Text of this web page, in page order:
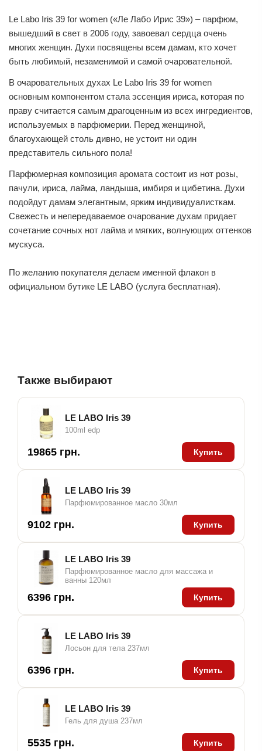
Le Labo Iris 39 for women («Ле Лабо Ирис 39») – парфюм,
вышедший в свет в 2006 году, завоевал сердца очень
многих женщин. Духи посвящены всем дамам, кто хочет
быть любимый, незаменимой и самой очаровательной.
В очаровательных духах Le Labo Iris 39 for women
основным компонентом стала эссенция ириса, которая по
праву считается самым драгоценным из всех ингредиентов,
используемых в парфюмерии. Перед женщиной,
благоухающей столь дивно, не устоит ни один
представитель сильного пола!
Парфюмерная композиция аромата состоит из нот розы,
пачули, ириса, лайма, ландыша, имбиря и цибетина. Духи
подойдут дамам элегантным, ярким индивидуалисткам.
Свежесть и непередаваемое очарование духам придает
сочетание сочных нот лайма и мягких, волнующих оттенков
мускуса.
По желанию покупателя делаем именной флакон в
официальном бутике LE LABO (услуга бесплатная).
Также выбирают
LE LABO Iris 39
100ml edp
19865 грн. Купить
LE LABO Iris 39
Парфюмированное масло 30мл
9102 грн. Купить
LE LABO Iris 39
Парфюмированное масло для массажа и
ванны 120мл
6396 грн. Купить
LE LABO Iris 39
Лосьон для тела 237мл
6396 грн. Купить
LE LABO Iris 39
Гель для душа 237мл
5535 грн. Купить